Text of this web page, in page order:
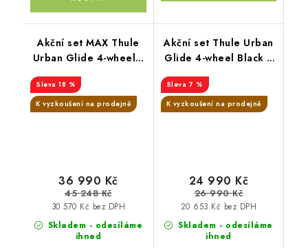
Akční set MAX Thule
Urban Glide 4-wheel s
Mid blue + Joie
18 %
K vyzkoušení na prodejně
Skladem - odesíláme
ihned
30 570 Kč bez DPH
36 990 Kč
45 248 Kč
Akční set Thule Urban
Glide 4-wheel Black +
7 %
K vyzkoušení na prodejně
Skladem - odesíláme
ihned
20 653 Kč bez DPH
24 990 Kč
26 990 Kč